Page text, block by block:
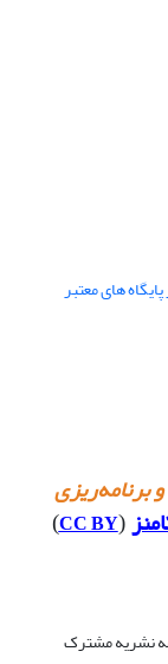
های معتبر
برنامه‌ریزی
(
CC BY
)
نشریه مشترک